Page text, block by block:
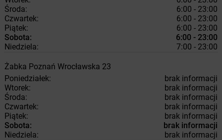
Środa:
6:00 - 23:00
Czwartek:
6:00 - 23:00
Piątek:
6:00 - 23:00
Sobota:
6:00 - 23:00
Niedziela:
7:00 - 23:00
Żabka Poznań Wrocławska 23
Poniedziałek:
brak informacji
Wtorek:
brak informacji
Środa:
brak informacji
Czwartek:
brak informacji
Piątek:
brak informacji
Sobota:
brak informacji
Niedziela:
brak informacji